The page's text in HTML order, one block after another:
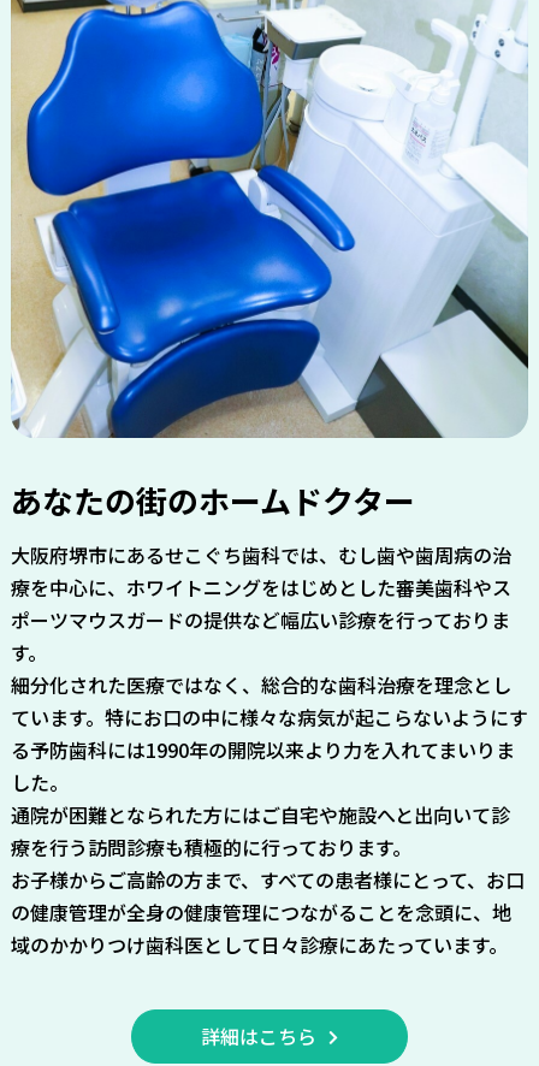
あなたの街のホームドクター
大阪府堺市にあるせこぐち歯科では、むし歯や歯周病の治
療を中心に、ホワイトニングをはじめとした審美歯科やス
ポーツマウスガードの提供など幅広い診療を行っておりま
す。
細分化された医療ではなく、総合的な歯科治療を理念とし
ています。特にお口の中に様々な病気が起こらないようにす
る予防歯科には1990年の開院以来より力を入れてまいりま
した。
通院が困難となられた方にはご自宅や施設へと出向いて診
療を行う訪問診療も積極的に行っております。
お子様からご高齢の方まで、すべての患者様にとって、お口
の健康管理が全身の健康管理につながることを念頭に、地
域のかかりつけ歯科医として日々診療にあたっています。
詳細はこちら